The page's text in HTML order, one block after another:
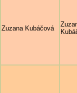
Zuzana Kubáčová